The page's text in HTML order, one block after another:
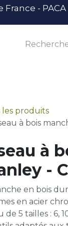
France -
les produits
à bois
à
-
en bois
en acier
de 5 tailles : 6,